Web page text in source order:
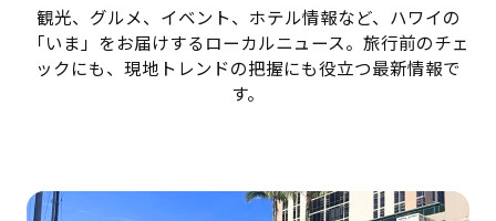
観光、グルメ、イベント、ホテル情報など、ハワイの
「いま」をお届けするローカルニュース。旅行前のチェ
ックにも、現地トレンドの把握にも役立つ最新情報で
す。